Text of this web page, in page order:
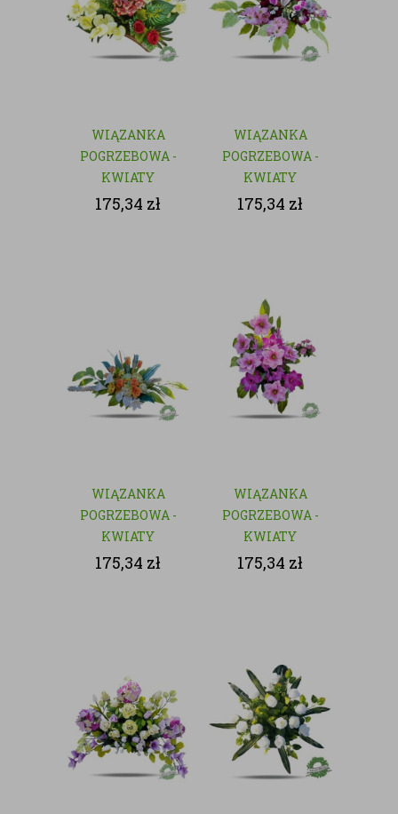
WIĄZANKA
POGRZEBOWA -
KWIATY
SZTUCZNE
175,34 zł
WIĄZANKA
POGRZEBOWA -
KWIATY
SZTUCZNE
175,34 zł
WIĄZANKA
POGRZEBOWA -
KWIATY
SZTUCZNE
175,34 zł
WIĄZANKA
POGRZEBOWA -
KWIATY
SZTUCZNE
175,34 zł